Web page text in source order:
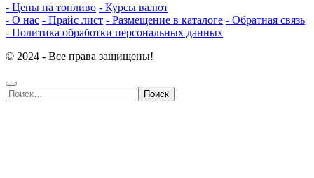
- Цены на топливо - Курсы валют
- О нас - Прайс лист - Размещение в каталоге - Обратная связь
- Политика обработки персональных данных
© 2024 - Все права защищены!
Найти: